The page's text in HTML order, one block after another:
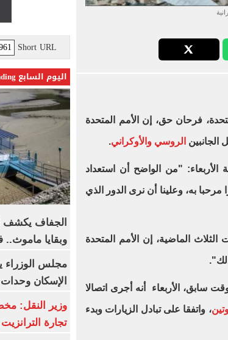
فرحان حق، إن الأمم المتحدة
الجانبين الروسي والأوكراني.
"من الواضح أن استعداد
به، وعلينا أن نرى الدور الذي
الماضية، إن الأمم المتحدة
سابق، الأربعاء أنه أجرى اتصالا
، واتفقا على تبادل الزيارات وبدء
Short URL
اليوم السابع Trending
الجفاف يكشف
وبقايا ماموث..
مجلس
الإسكان وحدات
وزير النقل:
تجارة